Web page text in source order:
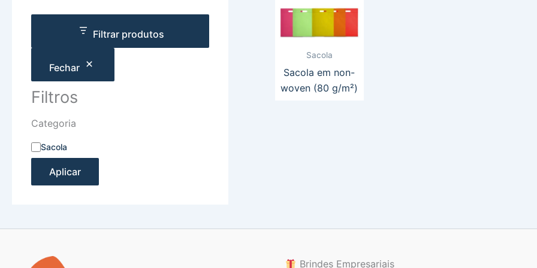
Filtrar produtos
Fechar
Filtros
Categoria
Sacola
Aplicar
Sacola
Sacola em non-
woven (80 g/m²)
Brindes Empresariais